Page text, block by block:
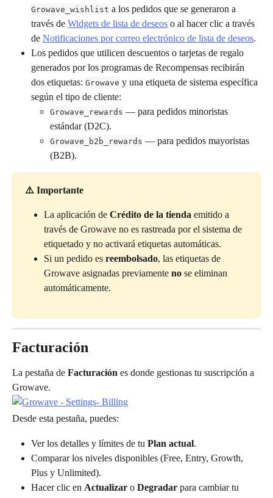
Growave_wishlist a los pedidos que se generaron a
través de Widgets de lista de deseos o al hacer clic a través
de Notificaciones por correo electrónico de lista de deseos.
Los pedidos que utilicen descuentos o tarjetas de regalo
generados por los programas de Recompensas recibirán
dos etiquetas: Growave y una etiqueta de sistema específica
según el tipo de cliente:
Growave_rewards — para pedidos minoristas
estándar (D2C).
Growave_b2b_rewards — para pedidos mayoristas
(B2B).
⚠️ Importante
La aplicación de Crédito de la tienda emitido a
través de Growave no es rastreada por el sistema de
etiquetado y no activará etiquetas automáticas.
Si un pedido es reembolsado, las etiquetas de
Growave asignadas previamente no se eliminan
automáticamente.
Facturación
La pestaña de Facturación es donde gestionas tu suscripción a
Growave.
Desde esta pestaña, puedes:
Ver los detalles y límites de tu Plan actual.
Comparar los niveles disponibles (Free, Entry, Growth,
Plus y Unlimited).
Hacer clic en Actualizar o Degradar para cambiar tu